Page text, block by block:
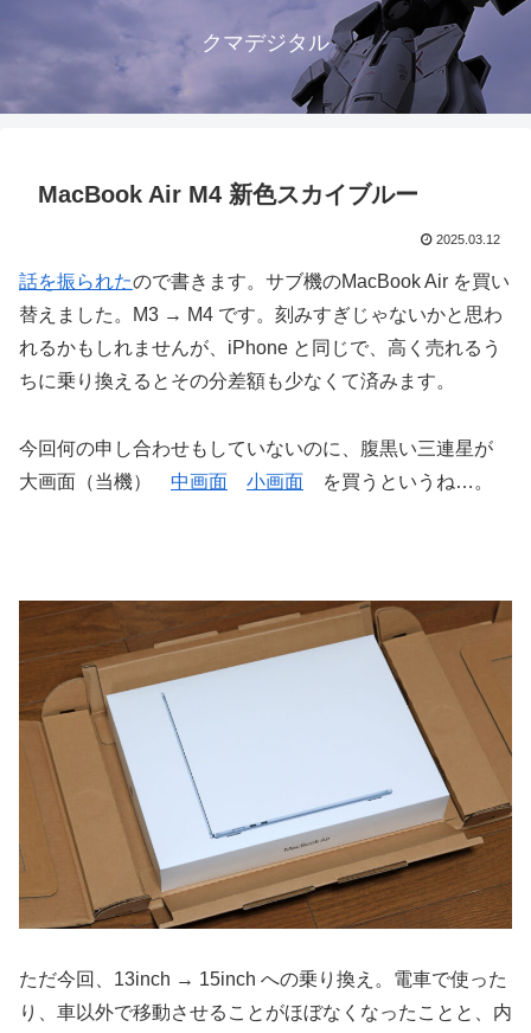
クマデジタル
MacBook Air M4 新色スカイブルー
2025.03.12
話を振られたので書きます。サブ機のMacBook Air を買い
替えました。M3 → M4 です。刻みすぎじゃないかと思わ
れるかもしれませんが、iPhone と同じで、高く売れるう
ちに乗り換えるとその分差額も少なくて済みます。
今回何の申し合わせもしていないのに、腹黒い三連星が
大画面（当機） 中画面 小画面 を買うというね…。
ただ今回、13inch → 15inch への乗り換え。電車で使った
り、車以外で移動させることがほぼなくなったことと、内